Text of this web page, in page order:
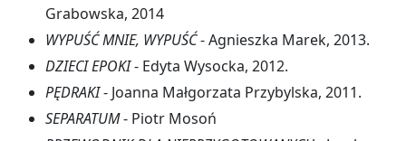
Grabowska, 2014
WYPUŚĆ MNIE, WYPUŚĆ- Agnieszka Marek, 2013.
DZIECI EPOKI- Edyta Wysocka, 2012.
PĘDRAKI- Joanna Małgorzata Przybylska, 2011.
SEPARATUM- Piotr Mosoń